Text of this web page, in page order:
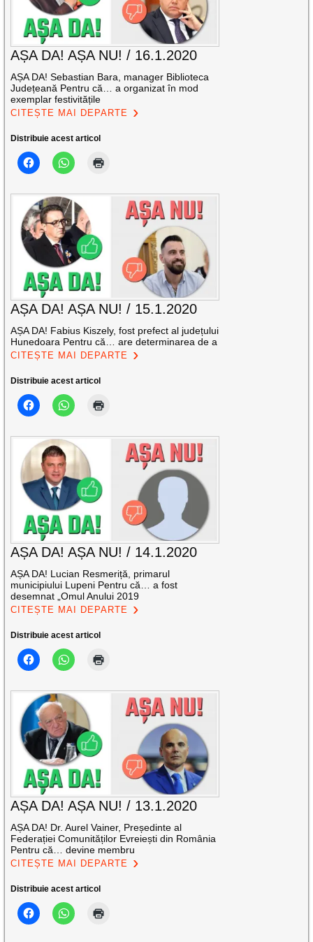
AȘA DA! AȘA NU! / 16.1.2020
AȘA DA! Sebastian Bara, manager Biblioteca
Județeană Pentru că… a organizat în mod
exemplar festivitățile
CITEȘTE MAI DEPARTE
Distribuie acest articol
AȘA DA! AȘA NU! / 15.1.2020
AȘA DA! Fabius Kiszely, fost prefect al județului
Hunedoara Pentru că… are determinarea de a
CITEȘTE MAI DEPARTE
Distribuie acest articol
AȘA DA! AȘA NU! / 14.1.2020
AȘA DA! Lucian Resmeriță, primarul
municipiului Lupeni Pentru că… a fost
desemnat „Omul Anului 2019
CITEȘTE MAI DEPARTE
Distribuie acest articol
AȘA DA! AȘA NU! / 13.1.2020
AȘA DA! Dr. Aurel Vainer, Președinte al
Federației Comunităților Evreiești din România
Pentru că… devine membru
CITEȘTE MAI DEPARTE
Distribuie acest articol